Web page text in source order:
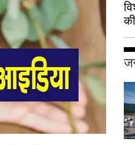
हुई